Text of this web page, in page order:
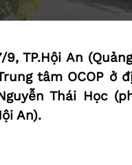
9, TP.Hội An
tâm OCOP ở
Thái Học
An).